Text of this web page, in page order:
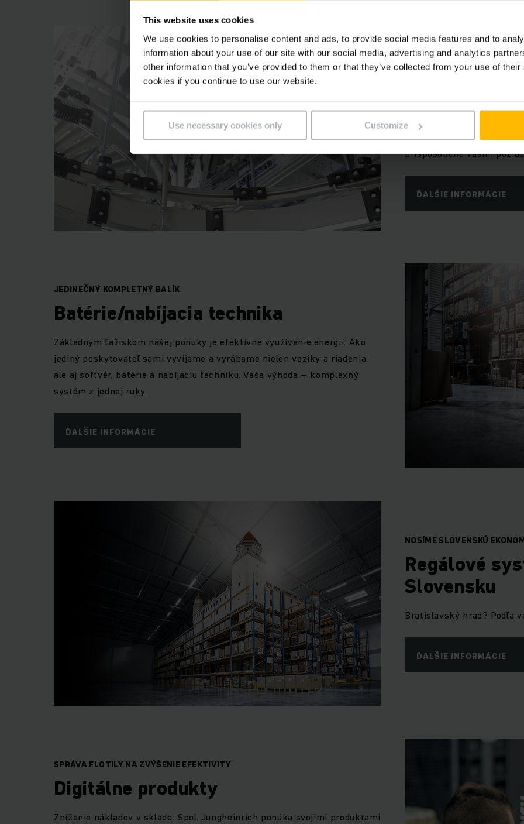
This website uses cookies
We use cookies to personalise content and ads, to provide social media features and to
information about your use of our site with our social media, advertising and analytics
other information that you’ve provided to them or that they’ve collected from your use of
cookies if you continue to use our website.
Use necessary cookies only Customize
MODULY NA ÚSPECH V
Takto funguje logistika:
integrovaného
komponentov cez
prispôsobené vašim
ĎALŠIE INFORMÁCIE
JEDINEČNÝ KOMPLETNÝ BALÍK
Batérie/nabíjacia technika
Základným ťažiskom našej ponuky je efektívne využívanie energií. Ako
jediný poskytovateľ sami vyvíjame a vyrábame nielen vozíky a riadenia,
ale aj softvér, batérie a nabíjaciu techniku. Vaša výhoda – komplexný
systém z jednej ruky.
ĎALŠIE INFORMÁCIE
NOSÍME SLOVENSKÚ
Regálové
Slovensku
Bratislavský hrad? Podľa
ĎALŠIE INFORMÁCIE
SPRÁVA FLOTILY NA ZVÝŠENIE EFEKTIVITY
Digitálne produkty
Zníženie nákladov v sklade: Spol. Jungheinrich ponúka svojimi produktami